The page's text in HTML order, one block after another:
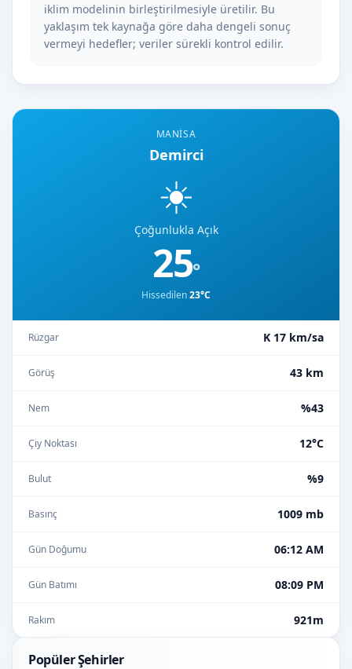
MANISA
Demirci
☀️
Çoğunlukla Açık
25°
Hissedilen23°C
Rüzgar K 17 km/sa
Görüş 43 km
Nem %43
Çiy Noktası 12°C
Bulut %9
Basınç 1009 mb
Gün Doğumu 06:12 AM
Gün Batımı 08:09 PM
Rakım 921m
Popüler Şehirler
iklim modelinin birleştirilmesiyle üretilir. Bu
yaklaşım tek kaynağa göre daha dengeli sonuç
vermeyi hedefler; veriler sürekli kontrol edilir.